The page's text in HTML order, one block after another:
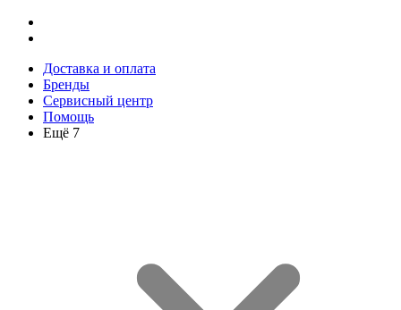
Доставка и оплата
Бренды
Сервисный центр
Помощь
Ещё 7